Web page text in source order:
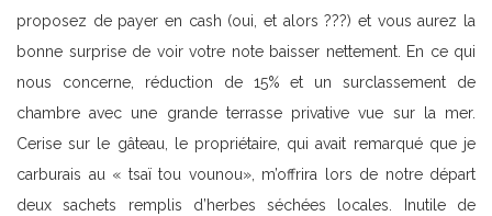
proposez de payer en cash (oui, et alors ???) et vous aurez la
bonne surprise de voir votre note baisser nettement. En ce qui
nous concerne, réduction de 15% et un surclassement de
chambre avec une grande terrasse privative vue sur la mer.
Cerise sur le gâteau, le propriétaire, qui avait remarqué que je
carburais au « tsaï tou vounou», m’offrira lors de notre départ
deux sachets remplis d’herbes séchées locales. Inutile de